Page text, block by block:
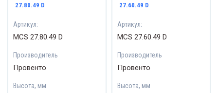
27.80.49 D
Артикул:
MCS 27.80.49 D
Производитель
Провенто
Высота, мм
27.60.49 D
Артикул:
MCS 27.60.49 D
Производитель
Провенто
Высота, мм